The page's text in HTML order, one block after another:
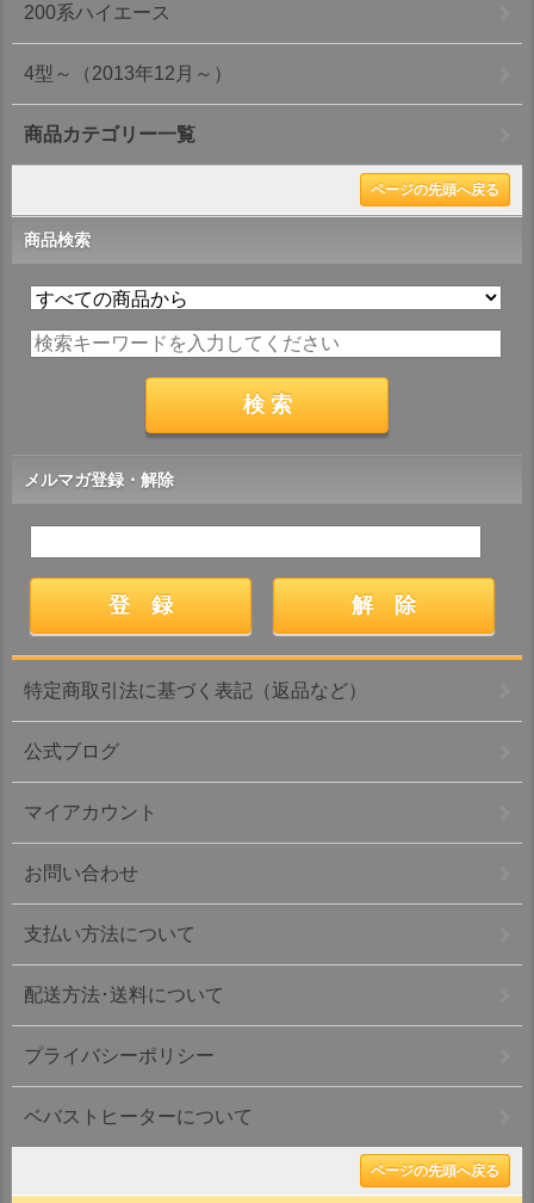
200系ハイエース
4型～（2013年12月～）
商品カテゴリー一覧
ページの先頭へ戻る
商品検索
メルマガ登録・解除
特定商取引法に基づく表記（返品など）
公式ブログ
マイアカウント
お問い合わせ
支払い方法について
配送方法･送料について
プライバシーポリシー
ベバストヒーターについて
ページの先頭へ戻る